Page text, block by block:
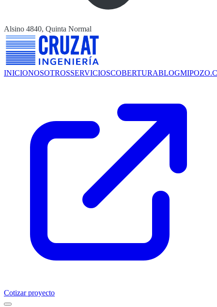
Alsino 4840, Quinta Normal
INICIONOSOTROSSERVICIOSCOBERTURABLOG
Cotizar proyecto